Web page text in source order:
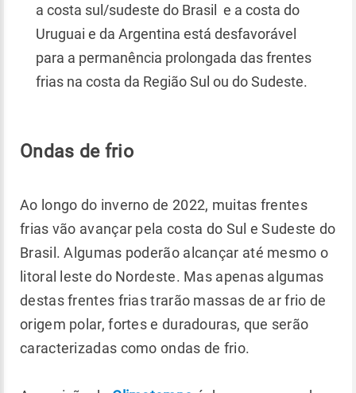
a costa sul/sudeste do Brasil e a costa do
Uruguai e da Argentina está desfavorável
para a permanência prolongada das frentes
frias na costa da Região Sul ou do Sudeste.
Ondas de frio
Ao longo do inverno de 2022, muitas frentes
frias vão avançar pela costa do Sul e Sudeste do
Brasil. Algumas poderão alcançar até mesmo o
litoral leste do Nordeste. Mas apenas algumas
destas frentes frias trarão massas de ar frio de
origem polar, fortes e duradouras, que serão
caracterizadas como ondas de frio.